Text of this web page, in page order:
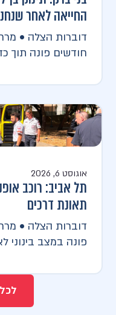
החייאה לאחר
חודשים פונה תוך
אוגוסט 6, 2026
תל אביב: רוכב
תאונת דרכים
דוברות הצלה •
פונה במצב בינוני